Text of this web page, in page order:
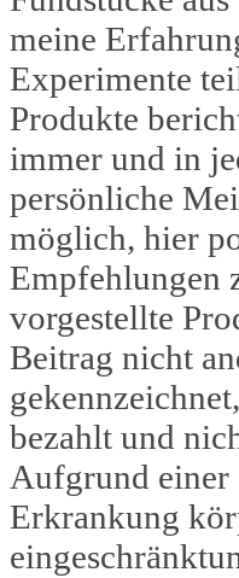
meine
Experimente
Produkte
immer und in
persönliche
möglich, hier
Empfehlungen
vorgestellte
Beitrag nicht
bezahlt und
Aufgrund einer
Erkrankung